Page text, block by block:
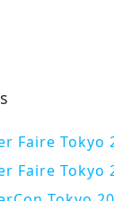
Faire Tokyo
Faire Tokyo